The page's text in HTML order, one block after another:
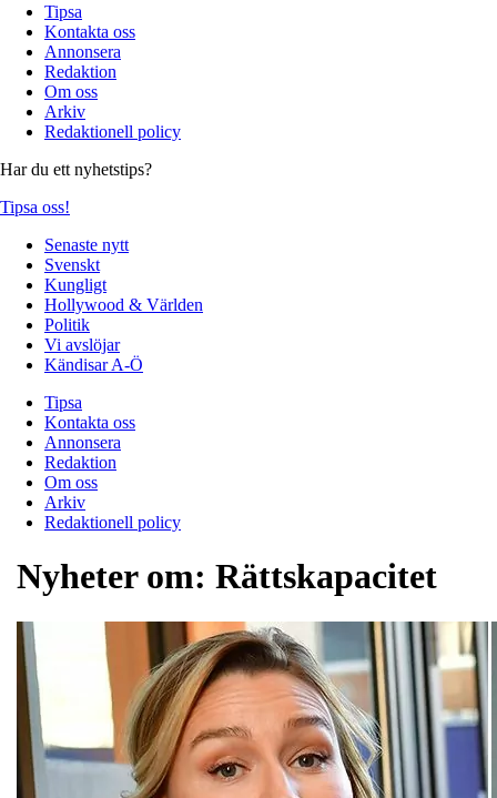
Tipsa
Kontakta oss
Annonsera
Redaktion
Om oss
Arkiv
Redaktionell policy
Har du ett nyhetstips?
Tipsa oss!
Senaste nytt
Svenskt
Kungligt
Hollywood & Världen
Politik
Vi avslöjar
Kändisar A-Ö
Tipsa
Kontakta oss
Annonsera
Redaktion
Om oss
Arkiv
Redaktionell policy
Nyheter om: Rättskapacitet